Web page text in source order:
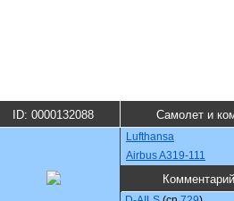
ID: 0000132088 Самолет и
Lufthansa
Airbus A319-111
Комментарий